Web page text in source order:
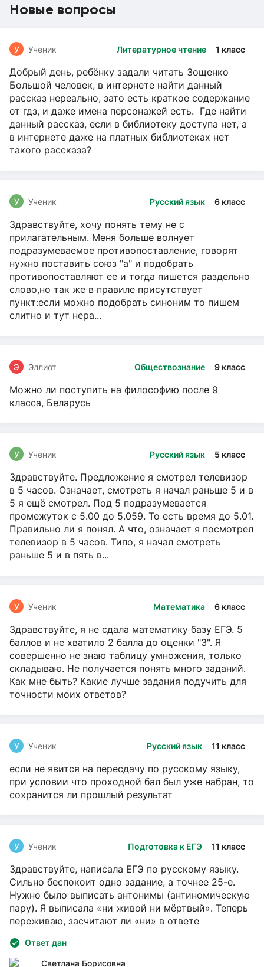
Новые вопросы
Литературное чтение 1 класс
У Ученик
Добрый день, ребёнку задали читать Зощенко
Большой человек, в интернете найти данный
рассказ нереально, зато есть краткое содержание
от гдз, и даже имена персонажей есть. Где найти
данный рассказ, если в библиотеку доступа нет, а
в интернете даже на платных библиотеках нет
такого рассказа?
Русский язык 6 класс
У Ученик
Здравствуйте, хочу понять тему не с
прилагательным. Меня больше волнует
подразумеваемое противопоставление, говорят
нужно поставить союз "а" и подобрать
противопоставляют ее и тогда пишется раздельно
слово,но так же в правиле присутствует
пункт:если можно подобрать синоним то пишем
слитно и тут нера...
Обществознание 9 класс
Э Эллиот
Можно ли поступить на философию после 9
класса, Беларусь
Русский язык 5 класс
У Ученик
Здравствуйте. Предложение я смотрел телевизор
в 5 часов. Означает, смотреть я начал раньше 5 и в
5 я ещё смотрел. Под 5 подразумевается
промежуток с 5.00 до 5.059. То есть время до 5.01.
Правильно ли я понял. А что, означает я посмотрел
телевизор в 5 часов. Типо, я начал смотреть
раньше 5 и в пять в...
Математика 6 класс
У Ученик
Здравствуйте, я не сдала математику базу ЕГЭ. 5
баллов и не хватило 2 балла до оценки "3". Я
совершенно не знаю таблицу умножения, только
складываю. Не получается понять много заданий.
Как мне быть? Какие лучше задания подучить для
точности моих ответов?
Русский язык 11 класс
У Ученик
если не явится на пересдачу по русскому языку,
при условии что проходной бал был уже набран, то
сохранится ли прошлый результат
Подготовка к ЕГЭ 11 класс
У Ученик
Здравствуйте, написала ЕГЭ по русскому языку.
Сильно беспокоит одно задание, а точнее 25-е.
Нужно было выписать антонимы (антиномическую
пару). Я выписала «ни живой ни мёртвый». Теперь
переживаю, засчитают ли «ни» в ответе
Ответ дан
Светлана Борисовна